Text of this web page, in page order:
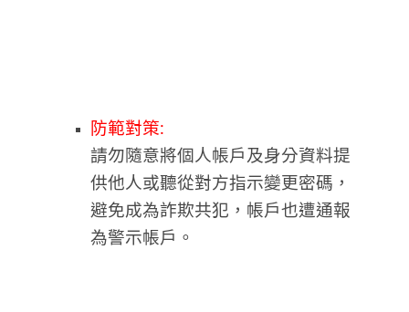
防範對策:
請勿隨意將個人帳戶及身分資料提
供他人或聽從對方指示變更密碼，
避免成為詐欺共犯，帳戶也遭通報
為警示帳戶。